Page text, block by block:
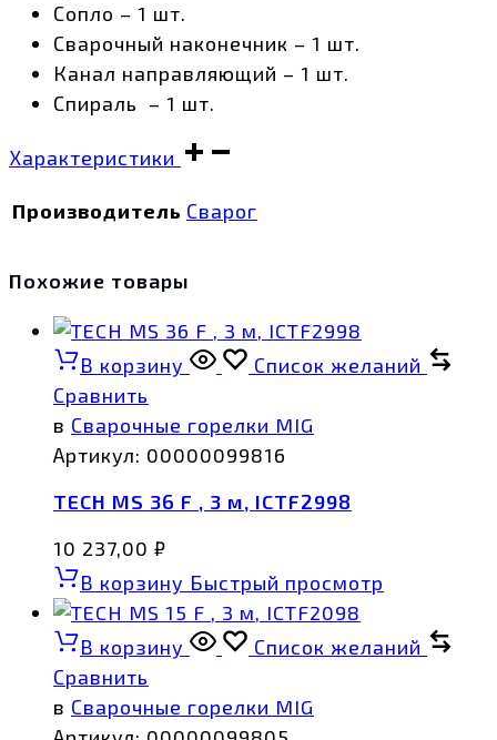
Сопло – 1 шт.
Сварочный наконечник – 1 шт.
Канал направляющий – 1 шт.
Спираль – 1 шт.
Характеристики
Производитель Сварог
Похожие товары
В корзину
Список желаний
Сравнить
в Сварочные горелки MIG
Артикул: 00000099816
TECH MS 36 F , 3 м, ICTF2998
10 237,00 ₽
В корзину Быстрый просмотр
В корзину
Список желаний
Сравнить
в Сварочные горелки MIG